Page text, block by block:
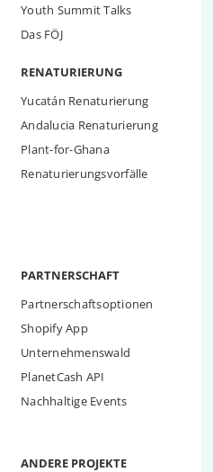
Youth Summit Talks
Das FÖJ
RENATURIERUNG
Yucatán Renaturierung
Andalucia Renaturierung
Plant-for-Ghana
Renaturierungsvorfälle
PARTNERSCHAFT
Partnerschaftsoptionen
Shopify App
Unternehmenswald
PlanetCash API
Nachhaltige Events
ANDERE PROJEKTE